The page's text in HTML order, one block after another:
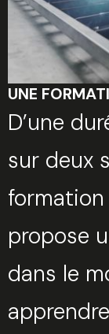
UNE
D’une
sur deux
propose
dans le